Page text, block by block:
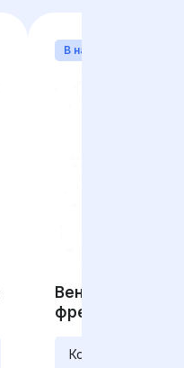
В наличии
Вентиль-
фреона без
Код товара: